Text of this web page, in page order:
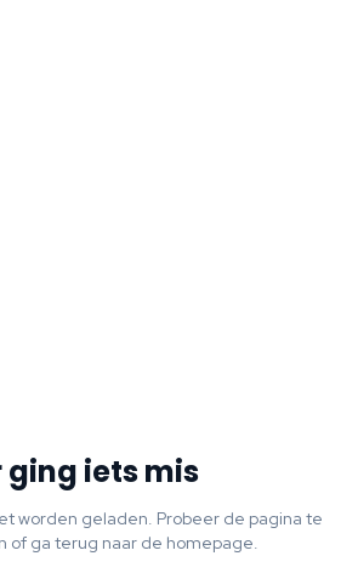
ging iets mis
worden geladen. Probeer de pagina te
of ga terug naar de homepage.